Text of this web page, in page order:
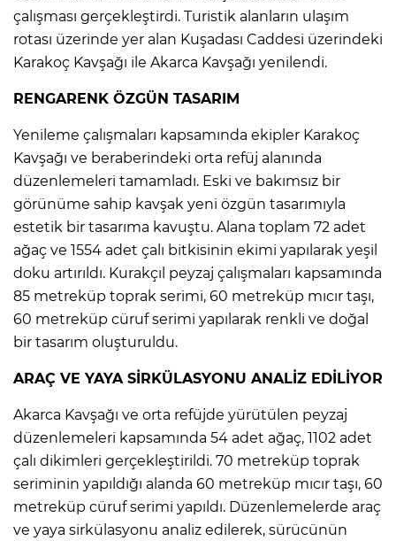
çalışması gerçekleştirdi. Turistik alanların ulaşım
rotası üzerinde yer alan Kuşadası Caddesi üzerindeki
Karakoç Kavşağı ile Akarca Kavşağı yenilendi.
RENGARENK ÖZGÜN TASARIM
Yenileme çalışmaları kapsamında ekipler Karakoç
Kavşağı ve beraberindeki orta refüj alanında
düzenlemeleri tamamladı. Eski ve bakımsız bir
görünüme sahip kavşak yeni özgün tasarımıyla
estetik bir tasarıma kavuştu. Alana toplam 72 adet
ağaç ve 1554 adet çalı bitkisinin ekimi yapılarak yeşil
doku artırıldı. Kurakçıl peyzaj çalışmaları kapsamında
85 metreküp toprak serimi, 60 metreküp mıcır taşı,
60 metreküp cüruf serimi yapılarak renkli ve doğal
bir tasarım oluşturuldu.
ARAÇ VE YAYA SİRKÜLASYONU ANALİZ EDİLİYOR
Akarca Kavşağı ve orta refüjde yürütülen peyzaj
düzenlemeleri kapsamında 54 adet ağaç, 1102 adet
çalı dikimleri gerçekleştirildi. 70 metreküp toprak
seriminin yapıldığı alanda 60 metreküp mıcır taşı, 60
metreküp cüruf serimi yapıldı. Düzenlemelerde araç
ve yaya sirkülasyonu analiz edilerek, sürücünün